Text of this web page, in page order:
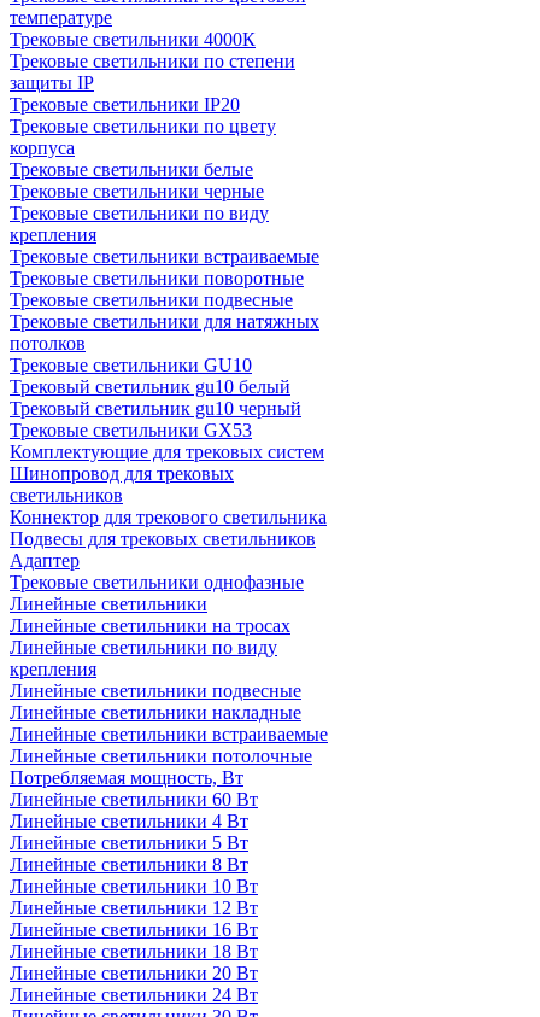
температуре
Трековые светильники 4000К
Трековые светильники по степени
защиты IP
Трековые светильники IP20
Трековые светильники по цвету
корпуса
Трековые светильники белые
Трековые светильники черные
Трековые светильники по виду
крепления
Трековые светильники встраиваемые
Трековые светильники поворотные
Трековые светильники подвесные
Трековые светильники для натяжных
потолков
Трековые светильники GU10
Трековый светильник gu10 белый
Трековый светильник gu10 черный
Трековые светильники GX53
Комплектующие для трековых систем
Шинопровод для трековых
светильников
Коннектор для трекового светильника
Подвесы для трековых светильников
Адаптер
Трековые светильники однофазные
Линейные светильники
Линейные светильники на тросах
Линейные светильники по виду
крепления
Линейные светильники подвесные
Линейные светильники накладные
Линейные светильники встраиваемые
Линейные светильники потолочные
Потребляемая мощность, Вт
Линейные светильники 60 Вт
Линейные светильники 4 Вт
Линейные светильники 5 Вт
Линейные светильники 8 Вт
Линейные светильники 10 Вт
Линейные светильники 12 Вт
Линейные светильники 16 Вт
Линейные светильники 18 Вт
Линейные светильники 20 Вт
Линейные светильники 24 Вт